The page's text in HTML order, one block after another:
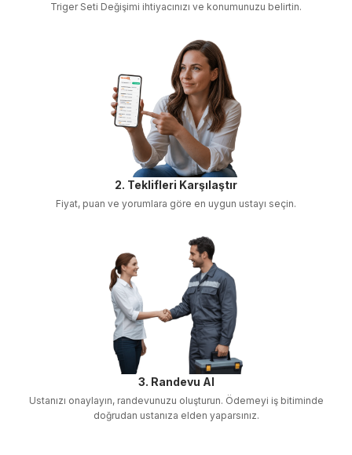
Triger Seti Değişimi ihtiyacınızı ve konumunuzu belirtin.
2. Teklifleri Karşılaştır
Fiyat, puan ve yorumlara göre en uygun ustayı seçin.
3. Randevu Al
Ustanızı onaylayın, randevunuzu oluşturun. Ödemeyi iş bitiminde
doğrudan ustanıza elden yaparsınız.